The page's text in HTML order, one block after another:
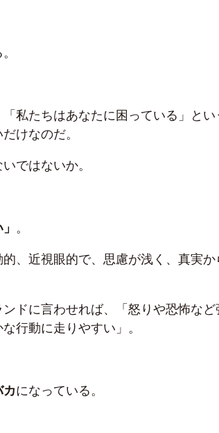
私たちはあなたに困っている」とい
けなのだ。
ではないか。
。
、近視眼的で、思慮が浅く、真実か
ドに言わせれば、「怒りや恐怖など
行動に走りやすい」。
になっている。